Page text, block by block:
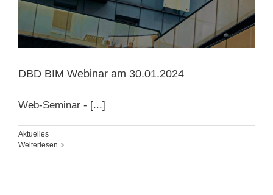
DBD BIM Webinar am 30.01.2024
Web-Seminar - [...]
Aktuelles
Weiterlesen